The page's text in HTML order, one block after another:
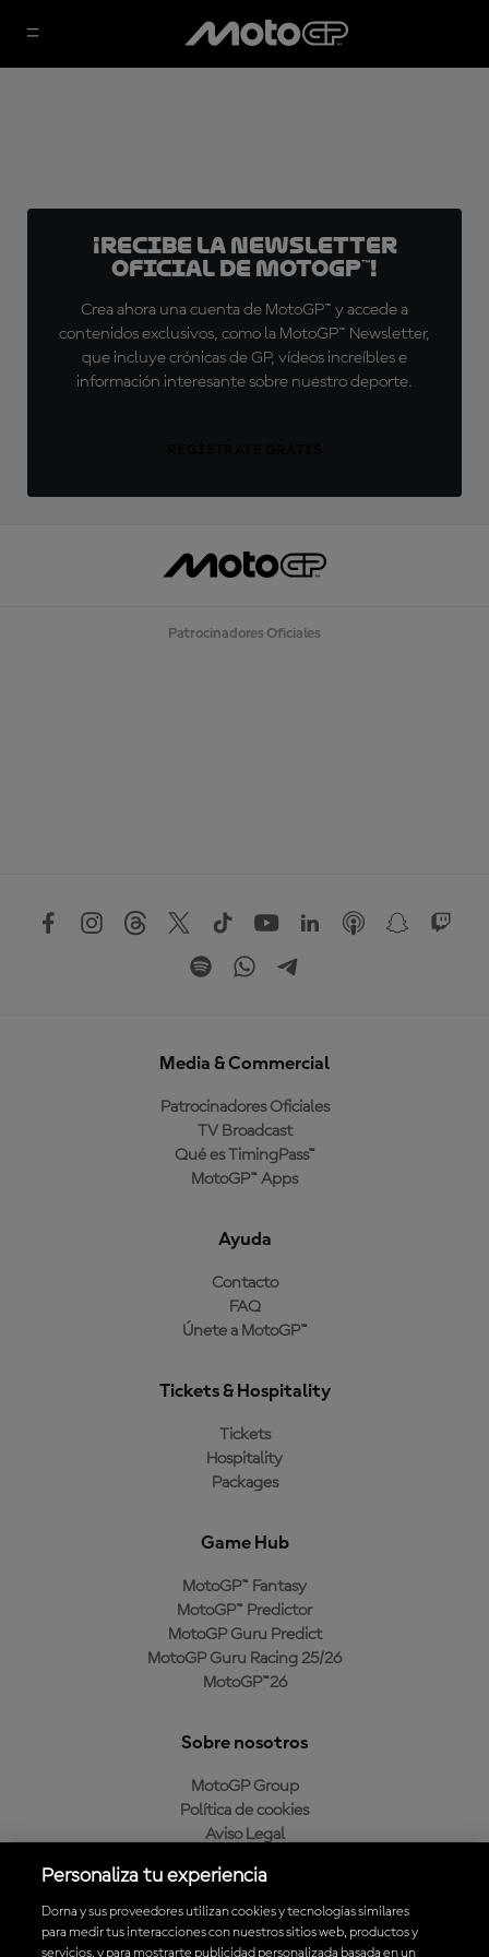
¡Recibe la Newsletter
oficial de MotoGP™!
Crea ahora una cuenta de MotoGP™ y accede a
contenidos exclusivos, como la MotoGP™ Newsletter,
que incluye crónicas de GP, vídeos increíbles e
información interesante sobre nuestro deporte.
Patrocinadores Oficiales
Media & Commercial
Patrocinadores Oficiales
TV Broadcast
Qué es TimingPass™
MotoGP™ Apps
Ayuda
Contacto
FAQ
Únete a MotoGP™
Tickets & Hospitality
Tickets
Hospitality
Packages
Game Hub
MotoGP™ Fantasy
MotoGP™ Predictor
MotoGP Guru Predict
MotoGP Guru Racing 25/26
MotoGP™26
Sobre nosotros
MotoGP Group
Política de cookies
Aviso Legal
Política de compra
Personaliza tu experiencia
Dorna y sus proveedores utilizan cookies y tecnologías similares
para medir tus interacciones con nuestros sitios web, productos y
servicios, y para mostrarte publicidad personalizada basada en un